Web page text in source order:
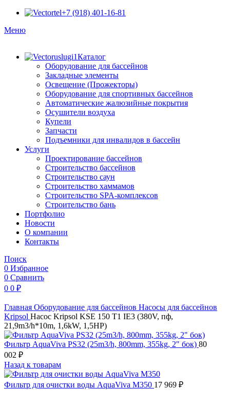
+7 (918) 401-16-81
Меню
Каталог
Оборудование для бассейнов
Закладные элементы
Освещение (Прожекторы)
Оборудование для спортивных бассейнов
Автоматические жалюзийные покрытия
Осушители воздуха
Купели
Запчасти
Подъемники для инвалидов в бассейн
Услуги
Проектирование бассейнов
Строительство бассейнов
Строительство саун
Строительство хаммамов
Строительство SPA-комплексов
Строительство бань
Портфолио
Новости
O компании
Контакты
Поиск
0 Избранное
0 Сравнить
0 0 ₽
Главная Оборудование для бассейнов Насосы для бассейнов
Kripsol Насос Kripsol KSE 150 T1 IE3 (380V, пф,
21,9m3/h*10m, 1,6kW, 1,5HP)
Фильтр AquaViva PS32 (25m3/h, 800mm, 355kg, 2" бок) 80
002 ₽
Назад к товарам
Фильтр для очистки воды AquaViva M350 17 969 ₽